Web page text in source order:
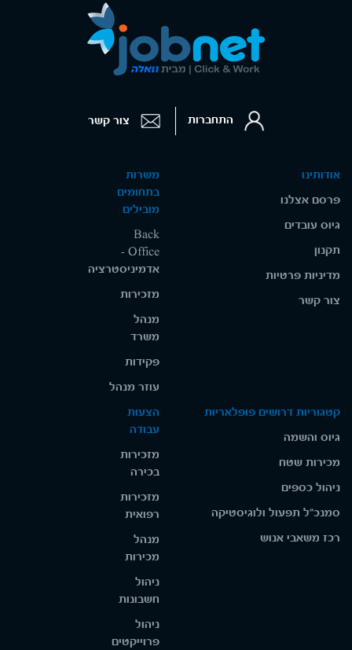
אודותינו
פרסם אצלנו
גיוס עובדים
תקנון
מדיניות פרטיות
צור קשר
משרות
בתחומים
מובילים
Back
Office -
אדמיניסטרציה
מזכירות
מנהל
משרד
פקידות
עוזר מנהל
קטגוריות דרושים פופלאריות
גיוס והשמה
מכירות שטח
ניהול כספים
סמנכ"ל תפעול ולוגיסטיקה
רכז משאבי אנוש
הצעות
עבודה
מזכירות
בכירה
מזכירות
רפואית
מנהל
מכירות
ניהול
חשבונות
ניהול
פרוייקטים